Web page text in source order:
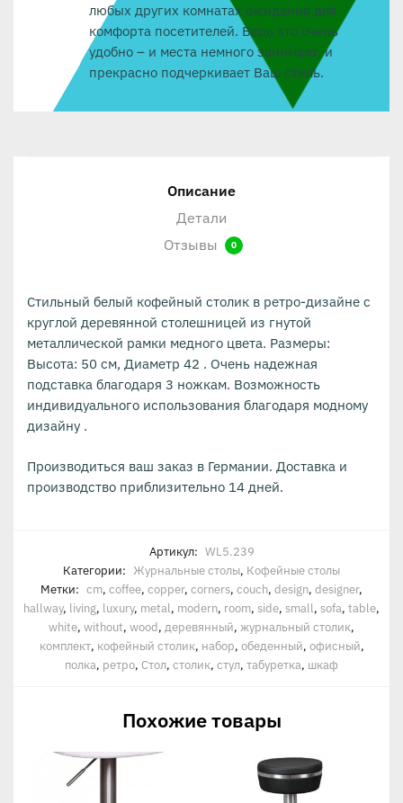
любых других комнатах ожидания для
комфорта посетителей. Ведь это очень
удобно – и места немного занимает, и
прекрасно подчеркивает Ваш стиль.
Описание
Детали
Отзывы
0
Стильный белый кофейный столик в ретро-дизайне с
круглой деревянной столешницей из гнутой
металлической рамки медного цвета. Размеры:
Высота: 50 см, Диаметр 42 . Очень надежная
подставка благодаря 3 ножкам. Возможность
индивидуального использования благодаря модному
дизайну .
Производиться ваш заказ в Германии. Доставка и
производство приблизительно 14 дней.
Артикул: WL5.239
Категории: Журнальные столы, Кофейные столы
Метки: cm, coffee, copper, corners, couch, design, designer,
hallway, living, luxury, metal, modern, room, side, small, sofa, table,
white, without, wood, деревянный, журнальный столик,
комплект, кофейный столик, набор, обеденный, офисный,
полка, ретро, Стол, столик, стул, табуретка, шкаф
Похожие товары